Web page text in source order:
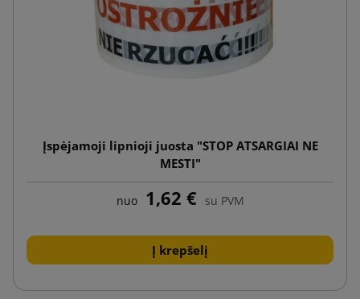
Įspėjamoji lipnioji juosta "STOP ATSARGIAI NE
MESTI"
nuo 1,62 € su PVM
Į krepšelį